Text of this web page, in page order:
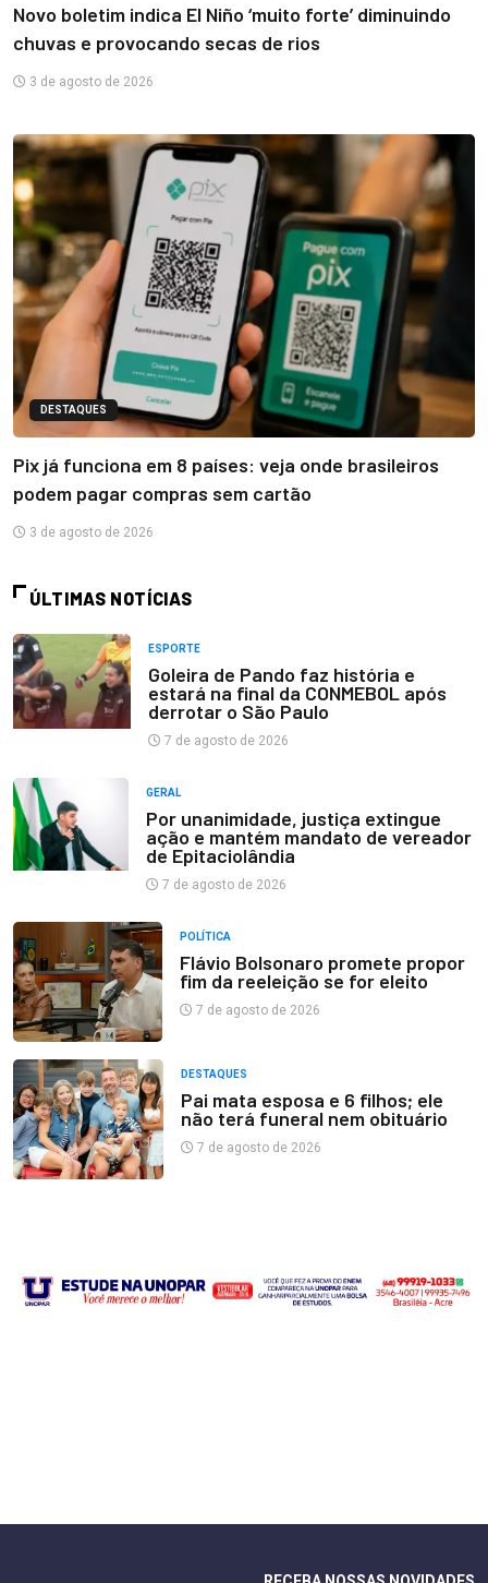
Novo boletim indica El Niño ‘muito forte’ diminuindo
chuvas e provocando secas de rios
3 de agosto de 2026
DESTAQUES
Pix já funciona em 8 países: veja onde brasileiros
podem pagar compras sem cartão
3 de agosto de 2026
ÚLTIMAS NOTÍCIAS
ESPORTE
Goleira de Pando faz história e
estará na final da CONMEBOL após
derrotar o São Paulo
7 de agosto de 2026
GERAL
Por unanimidade, justiça extingue
ação e mantém mandato de vereador
de Epitaciolândia
7 de agosto de 2026
POLÍTICA
Flávio Bolsonaro promete propor
fim da reeleição se for eleito
7 de agosto de 2026
DESTAQUES
Pai mata esposa e 6 filhos; ele
não terá funeral nem obituário
7 de agosto de 2026